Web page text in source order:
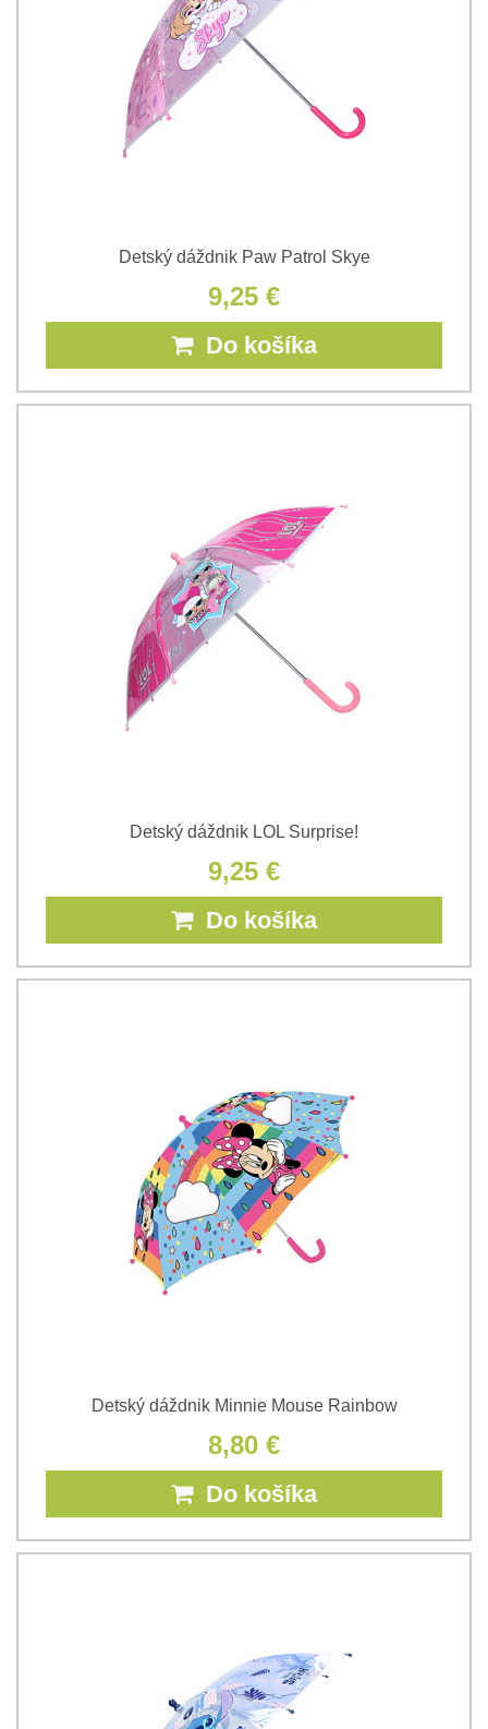
Detský dáždnik Paw Patrol Skye
9,25 €
Do košíka
Detský dáždnik LOL Surprise!
9,25 €
Do košíka
Detský dáždnik Minnie Mouse Rainbow
8,80 €
Do košíka